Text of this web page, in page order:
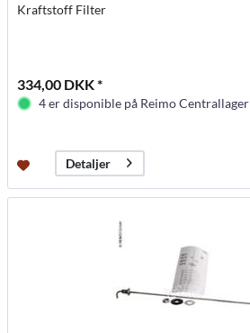
Kraftstoff Filter
334,00 DKK *
4 er disponible på Reimo Centrallager
Detaljer